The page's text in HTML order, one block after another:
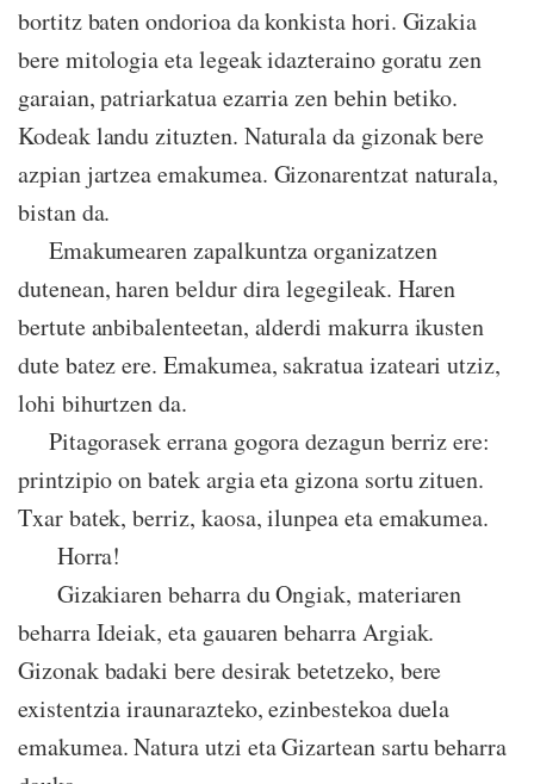
bortitz baten ondorioa da konkista hori. Gizakia
bere mitologia eta legeak idazteraino goratu zen
garaian, patriarkatua ezarria zen behin betiko.
Kodeak landu zituzten. Naturala da gizonak bere
azpian jartzea emakumea. Gizonarentzat naturala,
bistan da.
Emakumearen zapalkuntza organizatzen
dutenean, haren beldur dira legegileak. Haren
bertute anbibalenteetan, alderdi makurra ikusten
dute batez ere. Emakumea, sakratua izateari utziz,
lohi bihurtzen da.
Pitagorasek errana gogora dezagun berriz ere:
printzipio on batek argia eta gizona sortu zituen.
Txar batek, berriz, kaosa, ilunpea eta emakumea.
Horra!
Gizakiaren beharra du Ongiak, materiaren
beharra Ideiak, eta gauaren beharra Argiak.
Gizonak badaki bere desirak betetzeko, bere
existentzia iraunarazteko, ezinbestekoa duela
emakumea. Natura utzi eta Gizartean sartu beharra